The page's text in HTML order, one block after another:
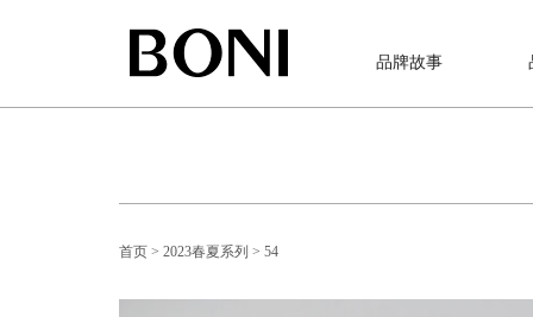
品牌故事
首页 > 2023春夏系列 > 54